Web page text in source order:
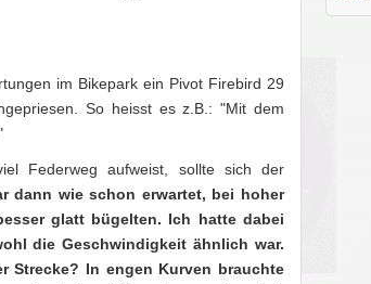
im Bikepark ein Pivot Firebird 29
So heisst es z.B.: "Mit dem
Federweg aufweist, sollte sich der
dann wie schon erwartet, bei hoher
glatt bügelten. Ich hatte dabei
die Geschwindigkeit ähnlich war.
Strecke? In engen Kurven brauchte